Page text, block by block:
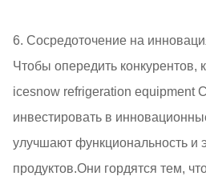
6. Сосредоточение на
Чтобы опередить конкурентов,
icesnow refrigeration equipment
инвестировать в
улучшают функциональность и
продуктов.Они гордятся тем,